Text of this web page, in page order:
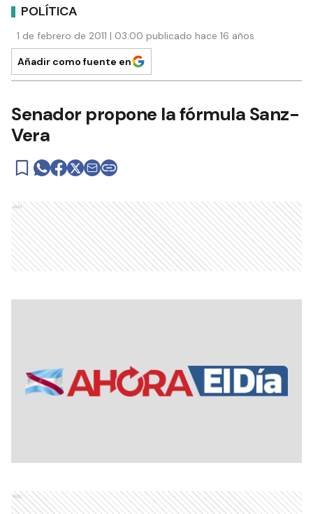
POLÍTICA
1 de febrero de 2011 | 03:00 publicado hace 16 años
Añadir como fuente en
Senador propone la fórmula Sanz-
Vera
Ads
Ads